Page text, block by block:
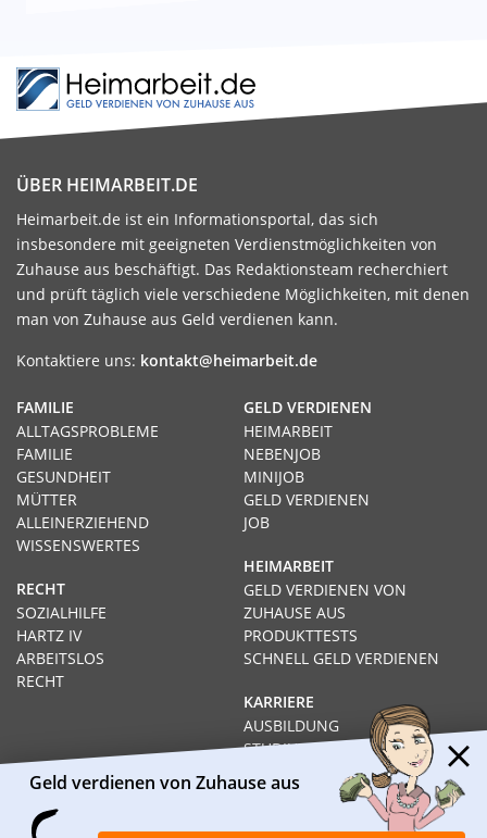
ÜBER HEIMARBEIT.DE
Heimarbeit.de ist ein Informationsportal, das sich
insbesondere mit geeigneten Verdienstmöglichkeiten von
Zuhause aus beschäftigt. Das Redaktionsteam recherchiert
und prüft täglich viele verschiedene Möglichkeiten, mit denen
man von Zuhause aus Geld verdienen kann.
Kontaktiere uns: kontakt@heimarbeit.de
GELD VERDIENEN
HEIMARBEIT
NEBENJOB
MINIJOB
GELD VERDIENEN
JOB
HEIMARBEIT
GELD VERDIENEN VON
ZUHAUSE AUS
PRODUKTTESTS
SCHNELL GELD VERDIENEN
KARRIERE
AUSBILDUNG
STUDIUM
GEHÄLTER
FAMILIE
ALLTAGSPROBLEME
FAMILIE
GESUNDHEIT
MÜTTER
ALLEINERZIEHEND
WISSENSWERTES
RECHT
SOZIALHILFE
HARTZ IV
ARBEITSLOS
RECHT
Geld verdienen von Zuhause aus